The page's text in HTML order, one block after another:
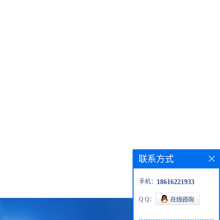
联系方式
手机： 18616221933
Q Q：